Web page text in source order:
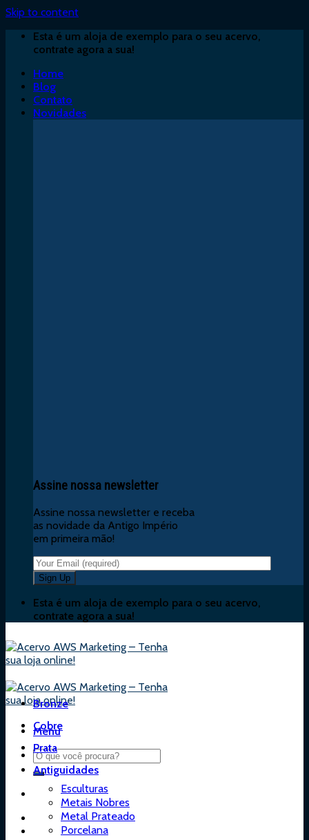
Skip to content
Esta é um aloja de exemplo para o seu acervo,
contrate agora a sua!
Home
Blog
Contato
Novidades
Assine nossa newsletter
Assine nossa newsletter e receba
as novidade da Antigo Império
em primeira mão!
Esta é um aloja de exemplo para o seu acervo,
contrate agora a sua!
Menu
Bronze
Cobre
Prata
Antiguidades
Esculturas
Metais Nobres
Metal Prateado
Porcelana